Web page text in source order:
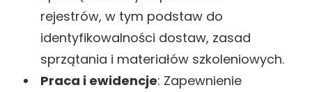
rejestrów, w tym podstaw do
identyfikowalności dostaw, zasad
sprzątania i materiałów szkoleniowych.
Praca i ewidencje: Zapewnienie